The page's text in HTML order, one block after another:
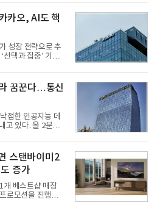
축함(KDX-1) 이상
해군은 동해상에서
를 실시했다. 이때
표적을 타격하지
밖의 일이 벌어졌
만족스러운 결과를
위해 LIG넥스원은
카오, AI도 핵
성장 전략으로 추
선택과 집중’ 기조
는 ‘카카오톡’이
이전트 서비스에
업 확장 과정에서
핵심 역량에 집
계에 따르면 카카
985억원, 영업이
대비 매출과 영업
꿈꾼다…통신
점한 인공지능 데
고 있다. 올 2분기
) 규모의 AI DC를
하면서다. 이에 따
LG유플러스를
기업으로 확장되
사는 올해 2분기
이익 5660억원을
0.5%, 영업이익은
스탠바이미2
증가
개 베스트샵 매장
로모션을 진행하고